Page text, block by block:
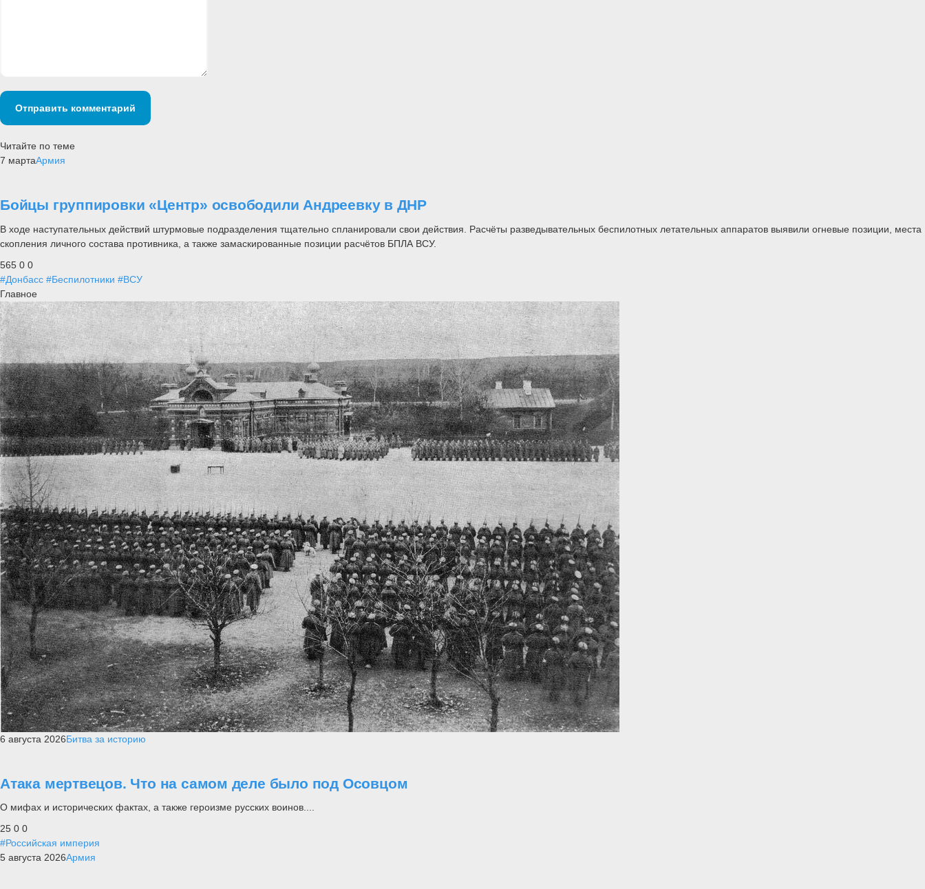
Отправить комментарий
Читайте по теме
7 мартаАрмия
Бойцы группировки «Центр» освободили Андреевку в ДНР
В ходе наступательных действий штурмовые подразделения тщательно спланировали свои действия. Расчёты разведывательных беспилотных летательных аппаратов выявили огневые позиции, места
скопления личного состава противника, а также замаскированные позиции расчётов БПЛА ВСУ.
565 0 0
#Донбасс #Беспилотники #ВСУ
Главное
6 августа 2026Битва за историю
Атака мертвецов. Что на самом деле было под Осовцом
О мифах и исторических фактах, а также героизме русских воинов....
25 0 0
#Российская империя
5 августа 2026Армия